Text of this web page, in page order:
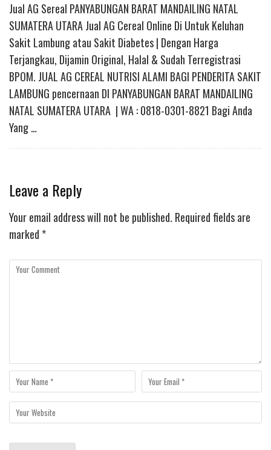
Jual AG Sereal PANYABUNGAN BARAT MANDAILING NATAL
SUMATERA UTARA Jual AG Cereal Online Di Untuk Keluhan
Sakit Lambung atau Sakit Diabetes | Dengan Harga
Terjangkau, Dijamin Original, Halal & Sudah Terregistrasi
BPOM. JUAL AG CEREAL NUTRISI ALAMI BAGI PENDERITA SAKIT
LAMBUNG pencernaan DI PANYABUNGAN BARAT MANDAILING
NATAL SUMATERA UTARA | WA : 0818-0301-8821 Bagi Anda
Yang …
Leave a Reply
Your email address will not be published. Required fields are
marked *